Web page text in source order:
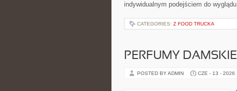
indywidualnym podejściem do
CATEGORIES: Z FOOD TRUCKA
PERFUMY DAMSKIE
POSTED BY ADMIN CZE - 13 - 2026